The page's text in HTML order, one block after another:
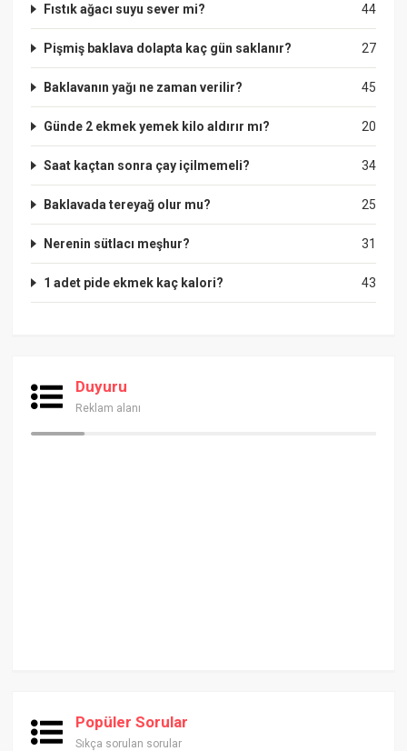
44
Fıstık ağacı suyu sever mi?
27
Pişmiş baklava dolapta kaç gün saklanır?
45
Baklavanın yağı ne zaman verilir?
20
Günde 2 ekmek yemek kilo aldırır mı?
34
Saat kaçtan sonra çay içilmemeli?
25
Baklavada tereyağ olur mu?
31
Nerenin sütlacı meşhur?
43
1 adet pide ekmek kaç kalori?
Duyuru
Reklam alanı
Popüler Sorular
Sıkça sorulan sorular